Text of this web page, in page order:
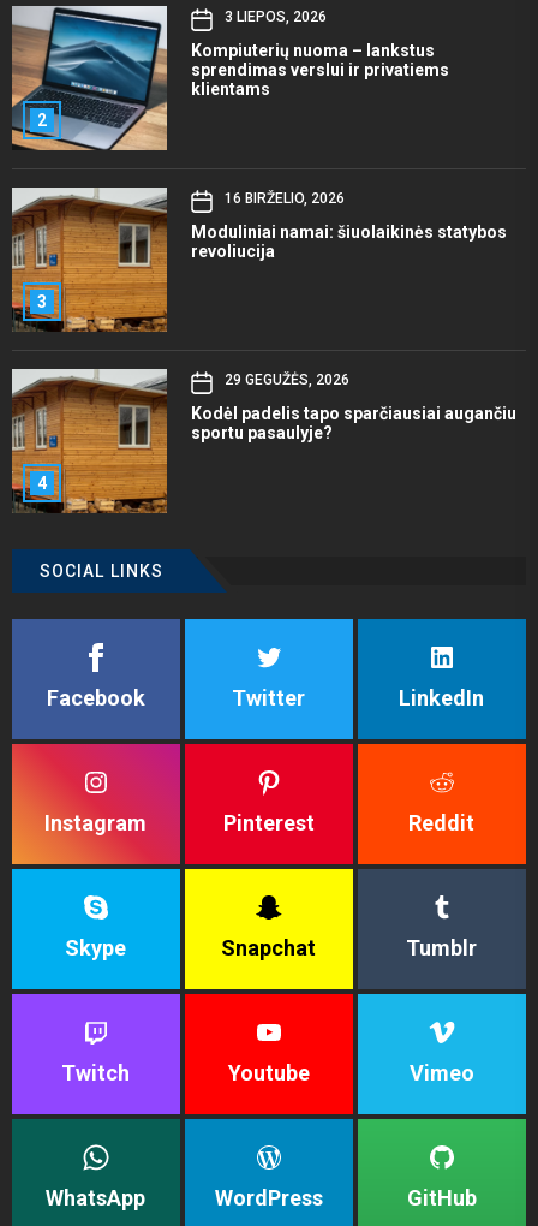
2
3 LIEPOS, 2026
Kompiuterių nuoma – lankstus
sprendimas verslui ir privatiems
klientams
3
16 BIRŽELIO, 2026
Moduliniai namai: šiuolaikinės statybos
revoliucija
4
29 GEGUŽĖS, 2026
Kodėl padelis tapo sparčiausiai augančiu
sportu pasaulyje?
SOCIAL LINKS
Facebook Twitter LinkedIn
Instagram Pinterest Reddit
Skype Snapchat Tumblr
Twitch Youtube Vimeo
WhatsApp WordPress GitHub